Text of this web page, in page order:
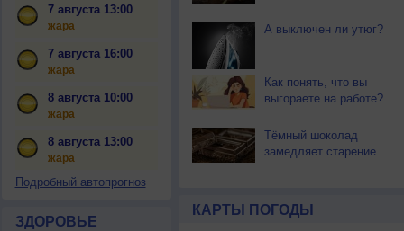
7 августа 13:00
жара
7 августа 16:00
жара
8 августа 10:00
жара
8 августа 13:00
жара
Подробный автопрогноз
ЗДОРОВЬЕ
А выключен ли утюг?
Как понять, что вы
выгораете на работе?
Тёмный шоколад
замедляет старение
КАРТЫ ПОГОДЫ